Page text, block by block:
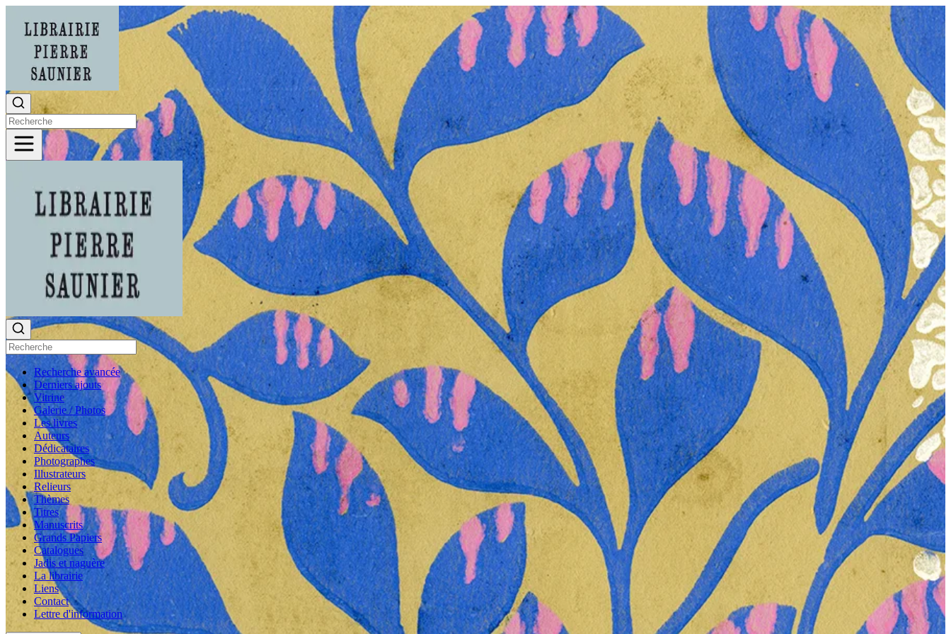
Recherche avancée
Derniers ajouts
Vitrine
Galerie / Photos
Les livres
Auteurs
Dédicataires
Photographes
Illustrateurs
Relieurs
Thèmes
Titres
Manuscrits
Grands Papiers
Catalogues
Jadis et naguère
La librairie
Liens
Contact
Lettre d'information